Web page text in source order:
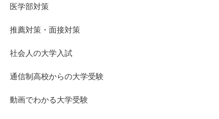
医学部対策
推薦対策・面接対策
社会人の大学入試
通信制高校からの大学受験
動画でわかる大学受験